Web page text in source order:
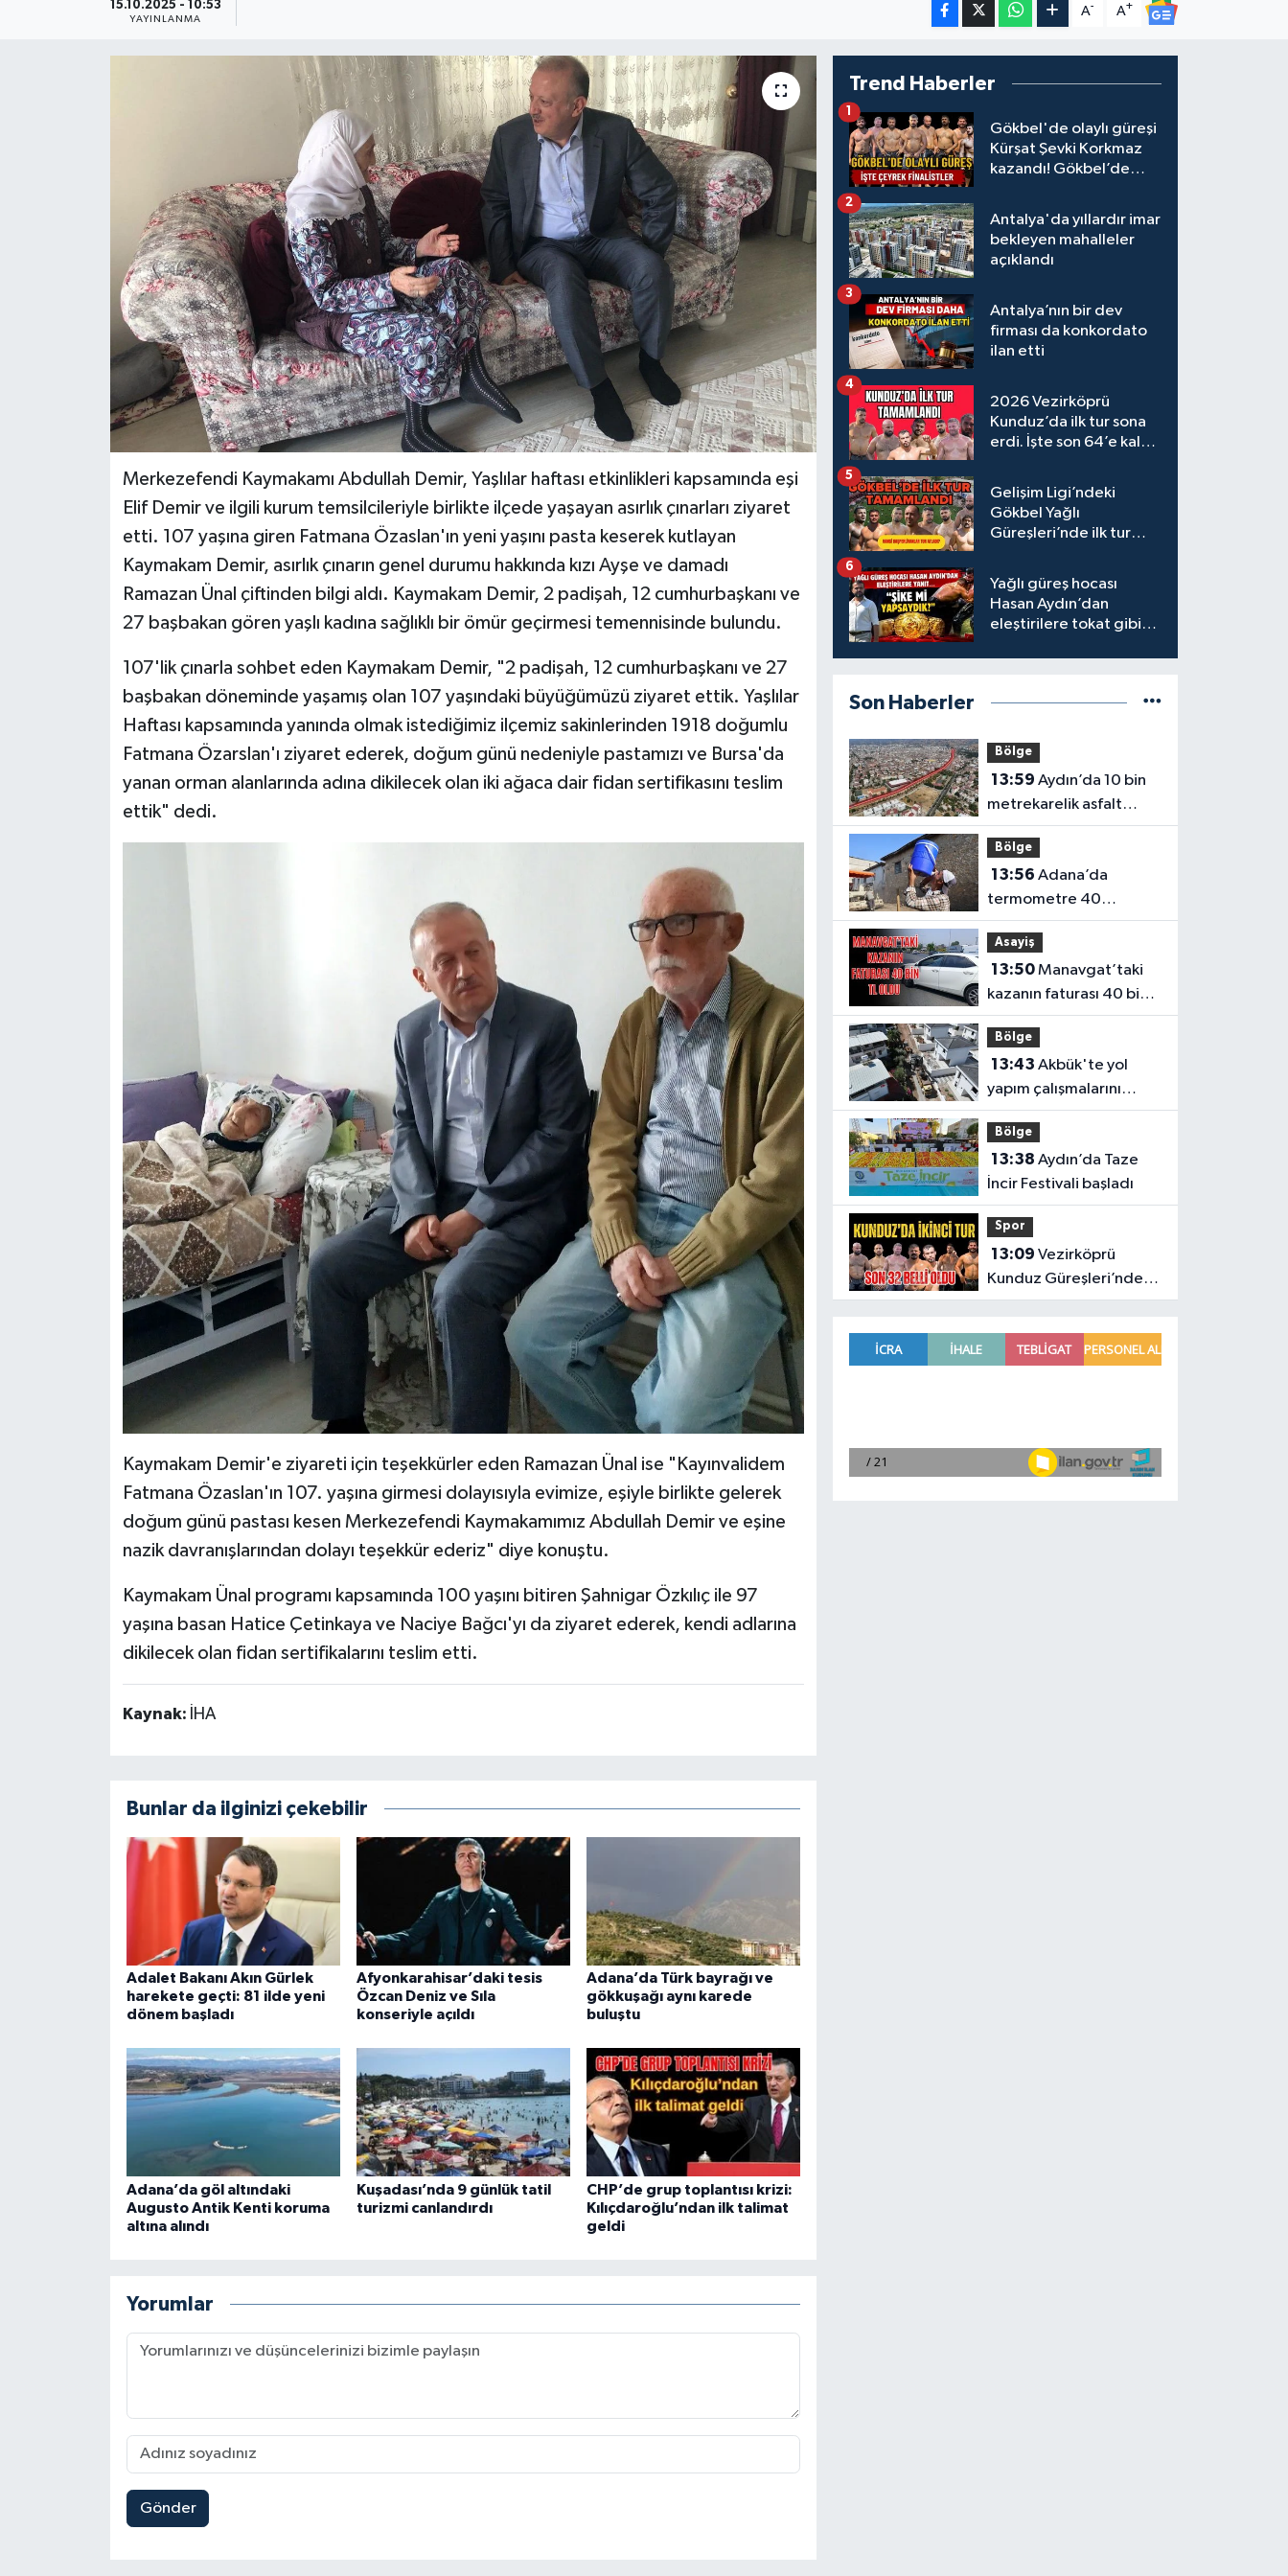
15.10.2025 - 10:53
YAYINLANMA
A- A+
Merkezefendi Kaymakamı Abdullah Demir, Yaşlılar haftası etkinlikleri kapsamında eşi
Elif Demir ve ilgili kurum temsilcileriyle birlikte ilçede yaşayan asırlık çınarları ziyaret
etti. 107 yaşına giren Fatmana Özaslan'ın yeni yaşını pasta keserek kutlayan
Kaymakam Demir, asırlık çınarın genel durumu hakkında kızı Ayşe ve damadı
Ramazan Ünal çiftinden bilgi aldı. Kaymakam Demir, 2 padişah, 12 cumhurbaşkanı ve
27 başbakan gören yaşlı kadına sağlıklı bir ömür geçirmesi temennisinde bulundu.
107'lik çınarla sohbet eden Kaymakam Demir, "2 padişah, 12 cumhurbaşkanı ve 27
başbakan döneminde yaşamış olan 107 yaşındaki büyüğümüzü ziyaret ettik. Yaşlılar
Haftası kapsamında yanında olmak istediğimiz ilçemiz sakinlerinden 1918 doğumlu
Fatmana Özarslan'ı ziyaret ederek, doğum günü nedeniyle pastamızı ve Bursa'da
yanan orman alanlarında adına dikilecek olan iki ağaca dair fidan sertifikasını teslim
ettik" dedi.
Kaymakam Demir'e ziyareti için teşekkürler eden Ramazan Ünal ise "Kayınvalidem
Fatmana Özaslan'ın 107. yaşına girmesi dolayısıyla evimize, eşiyle birlikte gelerek
doğum günü pastası kesen Merkezefendi Kaymakamımız Abdullah Demir ve eşine
nazik davranışlarından dolayı teşekkür ederiz" diye konuştu.
Kaymakam Ünal programı kapsamında 100 yaşını bitiren Şahnigar Özkılıç ile 97
yaşına basan Hatice Çetinkaya ve Naciye Bağcı'yı da ziyaret ederek, kendi adlarına
dikilecek olan fidan sertifikalarını teslim etti.
Kaynak: İHA
Bunlar da ilginizi çekebilir
Adalet Bakanı Akın Gürlek
harekete geçti: 81 ilde yeni
dönem başladı
Afyonkarahisar’daki tesis
Özcan Deniz ve Sıla
konseriyle açıldı
Adana’da Türk bayrağı ve
gökkuşağı aynı karede
buluştu
Adana’da göl altındaki
Augusto Antik Kenti koruma
altına alındı
Kuşadası’nda 9 günlük tatil
turizmi canlandırdı
CHP’de grup toplantısı krizi:
Kılıçdaroğlu’ndan ilk talimat
geldi
Yorumlar
Gönder
Trend Haberler
Gökbel'de olaylı güreşi
Kürşat Şevki Korkmaz
kazandı! Gökbel’de
Gürbüz elendi!
1
Antalya'da yıllardır imar
bekleyen mahalleler
açıklandı
2
Antalya’nın bir dev
firması da konkordato
ilan etti
3
2026 Vezirköprü
Kunduz’da ilk tur sona
erdi. İşte son 64’e kalan
4
Gelişim Ligi’ndeki
Gökbel Yağlı
Güreşleri’nde ilk tur
5
Yağlı güreş hocası
Hasan Aydın’dan
eleştirilere tokat gibi
6
Son Haberler
Bölge
13:59
metrekarelik asfalt
çalışması tamamlandı
Bölge
13:56
termometre 40
dereceyi gösterdi
Asayiş
13:50Manavgat’taki
kazanın faturası 40 bin
TL oldu
Bölge
13:43
yapım çalışmalarını
genişletildi
Bölge
13:38
İncir Festivali başladı
Spor
13:09
Kunduz Güreşleri’nde
ikinci tur tamamlandı.
başpehlivan
Sağlık & Yaşam